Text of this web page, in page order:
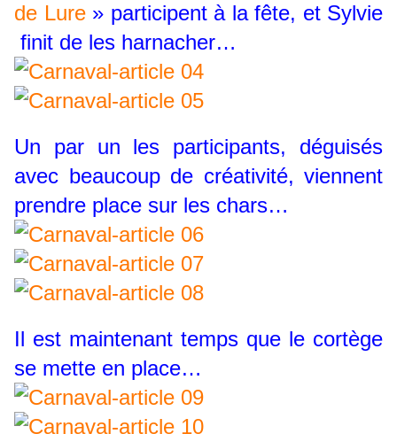
de Lure» participent à la fête, et Sylvie
finit de les harnacher…
Un par un les participants, déguisés
avec beaucoup de créativité, viennent
prendre place sur les chars…
Il est maintenant temps que le cortège
se mette en place…